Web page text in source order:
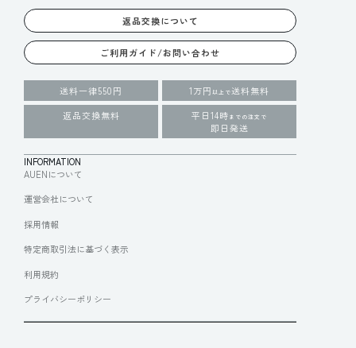
返品交換について
ご利用ガイド/お問い合わせ
送料一律550円 1万円 以上で送料無料
返品交換無料
平日14時 までの注文で
即日発送
INFORMATION
AUENについて
運営会社について
採用情報
特定商取引法に基づく表示
利用規約
プライバシーポリシー